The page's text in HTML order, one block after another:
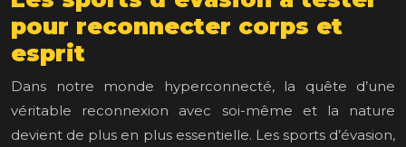
pour reconnecter corps et
esprit
Dans notre monde hyperconnecté, la quête d’une
véritable reconnexion avec soi-même et la nature
devient de plus en plus essentielle. Les sports d’évasion,